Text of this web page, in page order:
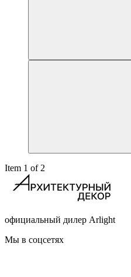
Item 1 of 2
официальный дилер Arlight
Мы в соцсетях